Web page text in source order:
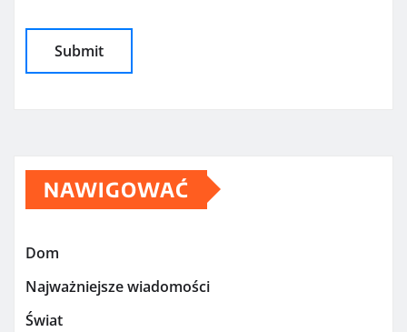
NAWIGOWAĆ
Dom
Najważniejsze wiadomości
Świat